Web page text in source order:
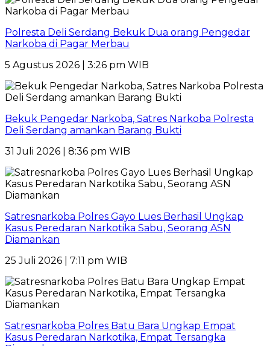
Polresta Deli Serdang Bekuk Dua orang Pengedar
Narkoba di Pagar Merbau
5 Agustus 2026 | 3:26 pm WIB
Bekuk Pengedar Narkoba, Satres Narkoba Polresta
Deli Serdang amankan Barang Bukti
31 Juli 2026 | 8:36 pm WIB
Satresnarkoba Polres Gayo Lues Berhasil Ungkap
Kasus Peredaran Narkotika Sabu, Seorang ASN
Diamankan
25 Juli 2026 | 7:11 pm WIB
Satresnarkoba Polres Batu Bara Ungkap Empat
Kasus Peredaran Narkotika, Empat Tersangka